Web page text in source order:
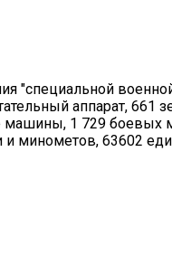
"специальной
аппарат, 661
1 729 боевых
и минометов, 63602